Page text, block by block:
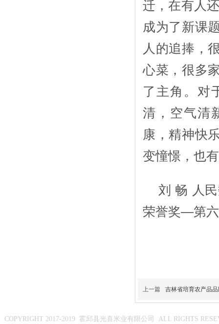
迁，在有人
成为了新课
人的追捧，
心菜，很多
了主角。对
清，空气清
康，精神快
变憧憬，也
刘 畅 人
荣誉奖—第
上一篇 吉林省培育农产品品
COPYRIGHT 2017-2019 霍邱县光喜米业有限公司 ALL RIGHTS